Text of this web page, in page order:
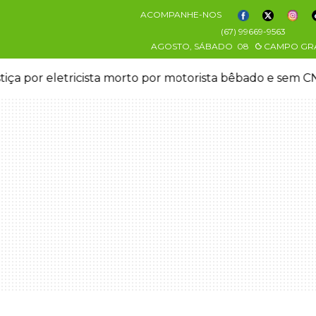
ACOMPANHE-NOS
(67) 99669-9563
AGOSTO, SÁBADO 08 CAMPO
por eletricista morto por motorista bêbado e sem